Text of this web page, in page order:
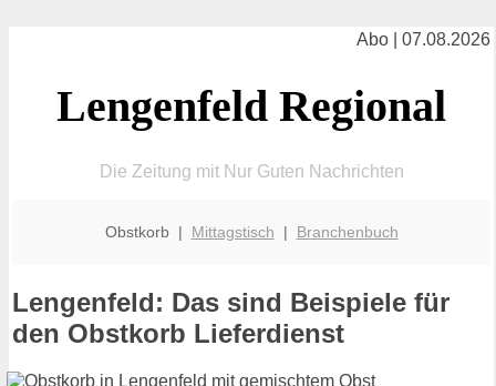
Abo | 07.08.2026
Lengenfeld Regional
Die Zeitung mit Nur Guten Nachrichten
Obstkorb | Mittagstisch | Branchenbuch
Lengenfeld: Das sind Beispiele für
den Obstkorb Lieferdienst